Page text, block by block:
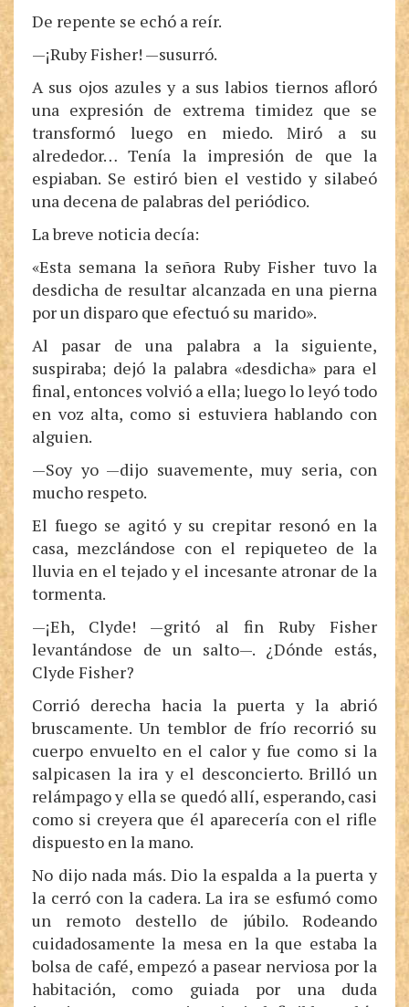
De repente se echó a reír.
—¡Ruby Fisher! —susurró.
A sus ojos azules y a sus labios tiernos afloró
una expresión de extrema timidez que se
transformó luego en miedo. Miró a su
alrededor… Tenía la impresión de que la
espiaban. Se estiró bien el vestido y silabeó
una decena de palabras del periódico.
La breve noticia decía:
«Esta semana la señora Ruby Fisher tuvo la
desdicha de resultar alcanzada en una pierna
por un disparo que efectuó su marido».
Al pasar de una palabra a la siguiente,
suspiraba; dejó la palabra «desdicha» para el
final, entonces volvió a ella; luego lo leyó todo
en voz alta, como si estuviera hablando con
alguien.
—Soy yo —dijo suavemente, muy seria, con
mucho respeto.
El fuego se agitó y su crepitar resonó en la
casa, mezclándose con el repiqueteo de la
lluvia en el tejado y el incesante atronar de la
tormenta.
—¡Eh, Clyde! —gritó al fin Ruby Fisher
levantándose de un salto—. ¿Dónde estás,
Clyde Fisher?
Corrió derecha hacia la puerta y la abrió
bruscamente. Un temblor de frío recorrió su
cuerpo envuelto en el calor y fue como si la
salpicasen la ira y el desconcierto. Brilló un
relámpago y ella se quedó allí, esperando, casi
como si creyera que él aparecería con el rifle
dispuesto en la mano.
No dijo nada más. Dio la espalda a la puerta y
la cerró con la cadera. La ira se esfumó como
un remoto destello de júbilo. Rodeando
cuidadosamente la mesa en la que estaba la
bolsa de café, empezó a pasear nerviosa por la
habitación, como guiada por una duda